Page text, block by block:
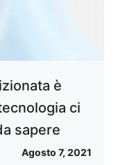
è
ci
sapere
Agosto 7, 2021